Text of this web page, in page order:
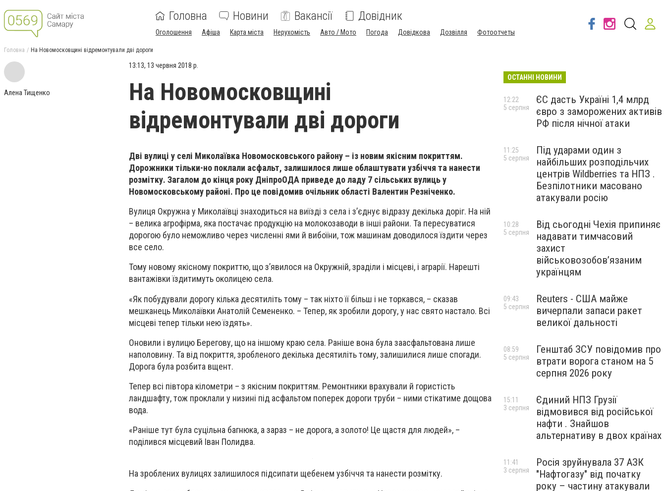
Головна Новини Вакансії Довідник
Оголошення Афіша Карта міста Нерухомість Авто / Мото Погода Довідкова Дозвілля Фотоотчеты
Головна На Новомосковщині відремонтували дві дороги
Алена Тищенко
13:13, 13 червня 2018 р.
На Новомосковщині
відремонтували дві дороги
Дві вулиці у селі Миколаївка Новомосковського району – із новим якісним покриттям.
Дорожники тільки-но поклали асфальт, залишилося лише облаштувати узбіччя та нанести
розмітку. Загалом до кінця року ДніпроОДА приведе до ладу 7 сільських вулиць у
Новомосковському районі. Про це повідомив очільник області Валентин Резніченко.
Вулиця Окружна у Миколаївці знаходиться на виїзді з села і з’єднує відразу декілька доріг. На ній
– велика агрофірма, яка постачає продукцію на молокозаводи в інші райони. Та пересуватися
дорогою було неможливо через численні ями й вибоїни, тож машинам доводилося їздити через
все село.
Тому новому якісному покриттю, що з’явилося на Окружній, зраділи і місцеві, і аграрії. Нарешті
вантажівки їздитимуть околицею села.
«Як побудували дорогу кілька десятиліть тому – так ніхто її більш і не торкався, – сказав
мешканець Миколаївки Анатолій Семененко. – Тепер, як зробили дорогу, у нас свято настало. Всі
місцеві тепер тільки нею їздять».
Оновили і вулицю Берегову, що на іншому краю села. Раніше вона була заасфальтована лише
наполовину. Та від покриття, зробленого декілька десятиліть тому, залишилися лише спогади.
Дорога була розбита вщент.
Тепер всі півтора кілометри – з якісним покриттям. Ремонтники врахували й гористість
ландшафту, тож проклали у низині під асфальтом поперек дороги труби – ними стікатиме дощова
вода.
«Раніше тут була суцільна багнюка, а зараз – не дорога, а золото! Це щастя для людей», –
поділився місцевий Іван Полидва.
На зроблених вулицях залишилося підсипати щебенем узбіччя та нанести розмітку.
ОСТАННІ НОВИНИ
ЄС дасть Україні 1,4 млрд
євро з заморожених активів
РФ після нічної атаки
12:22
5 серпня
Під ударами один з
найбільших розподільчих
центрів Wildberries та НПЗ .
Безпілотники масовано
атакували росію
11:25
5 серпня
Від сьогодні Чехія припиняє
надавати тимчасовий
захист
військовозобов’язаним
українцям
10:28
5 серпня
Reuters - США майже
вичерпали запаси ракет
великої дальності
09:43
5 серпня
Генштаб ЗСУ повідомив про
втрати ворога станом на 5
серпня 2026 року
08:59
5 серпня
Єдиний НПЗ Грузії
відмовився від російської
нафти . Знайшов
альтернативу в двох країнах
15:11
3 серпня
Росія зруйнувала 37 АЗК
"Нафтогазу" від початку
року – частину атакували
11:41
3 серпня